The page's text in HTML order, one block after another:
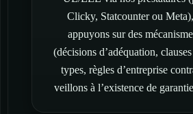
Clicky, Statcounter ou
appuyons sur des
(décisions d’adéquation,
types, règles d’entreprise
veillons à l’existence de